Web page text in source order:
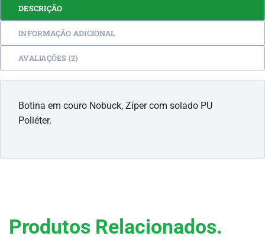
DESCRIÇÃO
INFORMAÇÃO ADICIONAL
AVALIAÇÕES (2)
Botina em couro Nobuck, Zíper com solado PU
Poliéter.
Produtos Relacionados.